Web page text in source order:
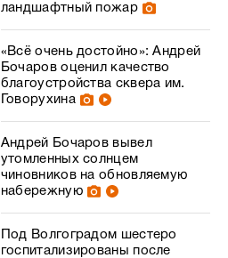
ландшафтный пожар
«Всё очень достойно»: Андрей
Бочаров оценил качество
благоустройства сквера им.
Говорухина
Андрей Бочаров вывел
утомленных солнцем
чиновников на обновляемую
набережную
Под Волгоградом шестеро
госпитализированы после